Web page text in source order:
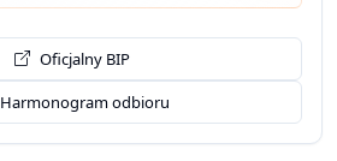
Oficjalny BIP
Harmonogram odbioru